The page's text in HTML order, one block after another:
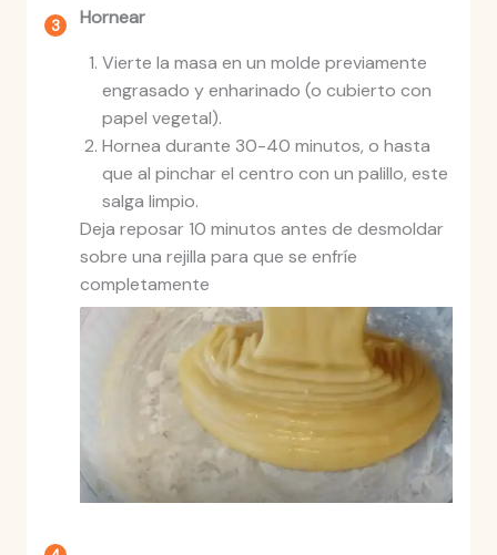
Hornear
Vierte la masa en un molde previamente
engrasado y enharinado (o cubierto con
papel vegetal).
Hornea durante 30-40 minutos, o hasta
que al pinchar el centro con un palillo, este
salga limpio.
Deja reposar 10 minutos antes de desmoldar
sobre una rejilla para que se enfríe
completamente